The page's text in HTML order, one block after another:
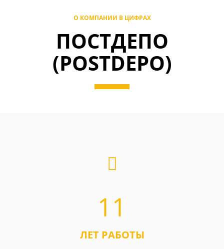
О КОМПАНИИ В ЦИФРАХ
ПОСТДЕПО
(POSTDEPO)
11
ЛЕТ РАБОТЫ